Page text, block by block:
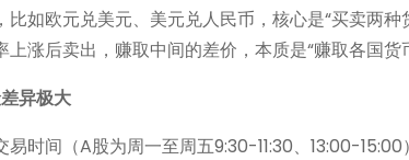
如欧元兑美元、美元兑人民币，核心是“买卖两
涨后卖出，赚取中间的差价，本质是“赚取各国货
异极大
时间（A股为周一至周五9:30-11:30、13:00-